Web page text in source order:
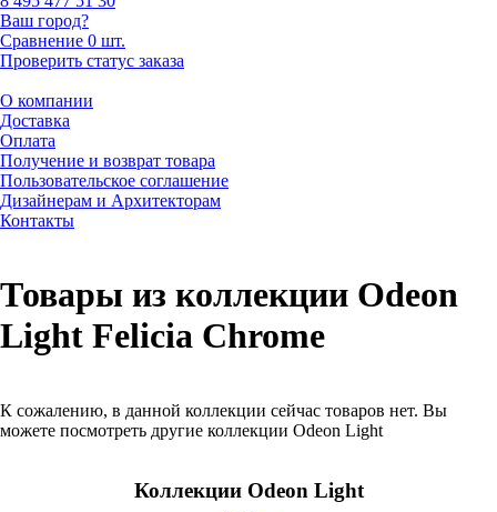
Ваш город?
Сравнение 0 шт.
Проверить статус заказа
О компании
Доставка
Оплата
Получение и возврат товара
Пользовательское соглашение
Дизайнерам и Архитекторам
Контакты
Товары из коллекции Odeon
Light Felicia Chrome
К сожалению, в данной коллекции сейчас товаров нет. Вы
можете посмотреть другие коллекции Odeon Light
Коллекции Odeon Light